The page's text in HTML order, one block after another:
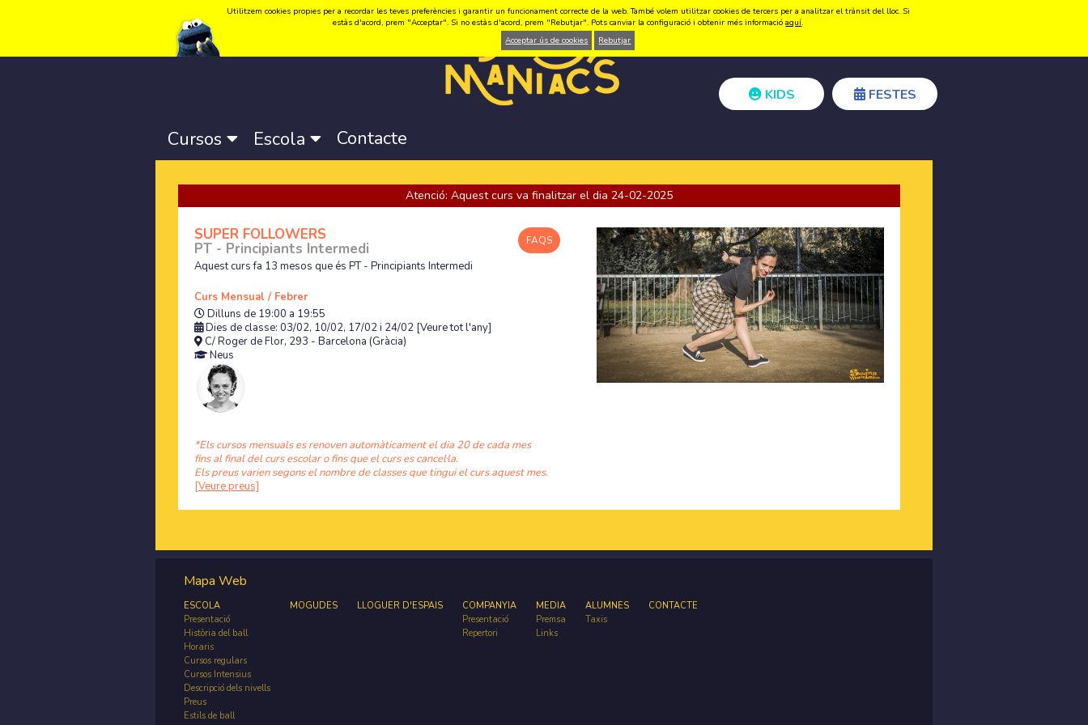
Idioma:Català -Castellano-English Registrar-se Accedir
KIDS FESTES
Cursos Escola Contacte
Atenció: Aquest curs va finalitzar el dia 24-02-2025
FAQS
SUPER FOLLOWERS
PT - Principiants Intermedi
Aquest curs fa 13 mesos que és PT - Principiants Intermedi
Curs Mensual / Febrer
Dilluns de 19:00 a 19:55
Dies de classe: 03/02, 10/02, 17/02 i 24/02 [Veure tot l'any]
C/ Roger de Flor, 293 - Barcelona (Gràcia)
Neus
*Els cursos mensuals es renoven automàticament el dia 20 de cada mes
fins al final del curs escolar o fins que el curs es cancel·la.
Els preus varien segons el nombre de classes que tingui el curs aquest mes.
[Veure preus]
Mapa Web
ESCOLA
Presentació
Història del ball
Horaris
Cursos regulars
Cursos Intensius
Descripció dels nivells
Preus
Estils de ball
MOGUDES LLOGUER D'ESPAIS
COMPANYIA
Presentació
Repertori
MEDIA
Premsa
Links
ALUMNES
Taxis
CONTACTE
Utilitzem cookies propies per a recordar les teves preferències i garantir un funcionament correcte de la web. També volem utilitzar cookies de tercers per a analitzar el trànsit del lloc. Si
estàs d'acord, prem "Acceptar". Si no estàs d'acord, prem "Rebutjar". Pots canviar la configuració i obtenir més informacióaquí.
Acceptar ús de cookies
Rebutjar